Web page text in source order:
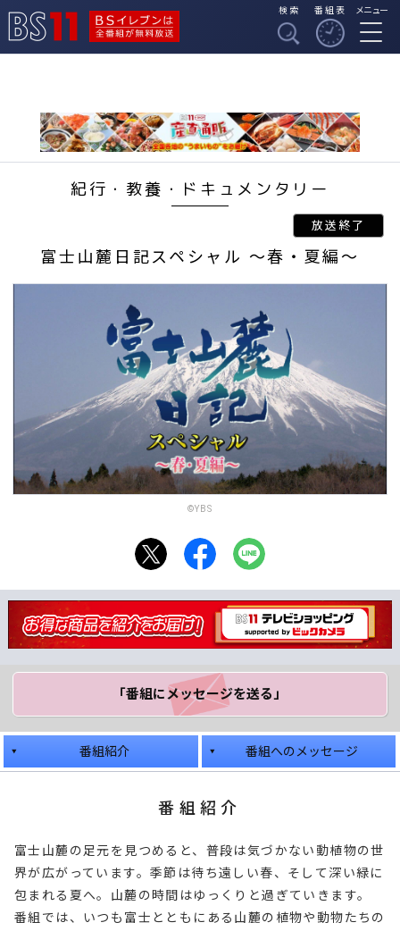
BSイレブンは全番組
検索 番組表 メニュー
紀行・教養・ドキュメンタリー
富士山麓日記スペシャル ～春・夏編～
©YBS
「番組にメッセージを送る」
番組紹介 番組へのメッセージ
番組紹介
富士山麓の足元を見つめると、普段は気づかない動植物の世
界が広がっています。季節は待ち遠しい春、そして深い緑に
包まれる夏へ。山麓の時間はゆっくりと過ぎていきます。
番組では、いつも富士とともにある山麓の植物や動物たちの